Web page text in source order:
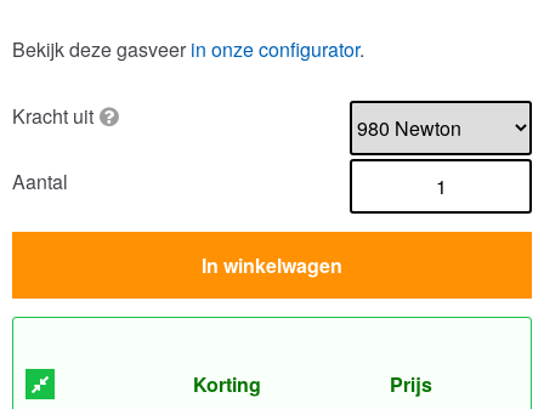
Bekijk deze gasveer in onze configurator.
Kracht uit
Aantal
In winkelwagen
Korting Prijs